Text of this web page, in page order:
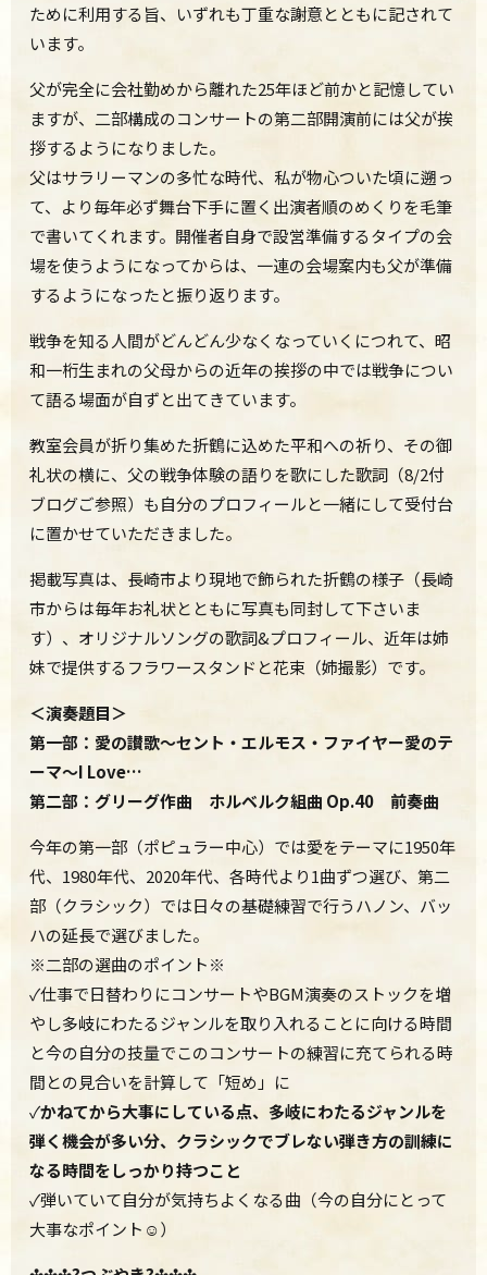
ために利用する旨、いずれも丁重な謝意とともに記されて
います。
父が完全に会社勤めから離れた25年ほど前かと記憶してい
ますが、二部構成のコンサートの第二部開演前には父が挨
拶するようになりました。
父はサラリーマンの多忙な時代、私が物心ついた頃に遡っ
て、より毎年必ず舞台下手に置く出演者順のめくりを毛筆
で書いてくれます。開催者自身で設営準備するタイプの会
場を使うようになってからは、一連の会場案内も父が準備
するようになったと振り返ります。
戦争を知る人間がどんどん少なくなっていくにつれて、昭
和一桁生まれの父母からの近年の挨拶の中では戦争につい
て語る場面が自ずと出てきています。
教室会員が折り集めた折鶴に込めた平和への祈り、その御
礼状の横に、父の戦争体験の語りを歌にした歌詞（8/2付
ブログご参照）も自分のプロフィールと一緒にして受付台
に置かせていただきました。
掲載写真は、長崎市より現地で飾られた折鶴の様子（長崎
市からは毎年お礼状とともに写真も同封して下さいま
す）、オリジナルソングの歌詞&プロフィール、近年は姉
妹で提供するフラワースタンドと花束（姉撮影）です。
＜演奏題目＞
第一部：愛の讃歌～セント・エルモス・ファイヤー愛のテ
ーマ～I Love…
第二部：グリーグ作曲 ホルベルク組曲 Op.40 前奏曲
今年の第一部（ポピュラー中心）では愛をテーマに1950年
代、1980年代、2020年代、各時代より1曲ずつ選び、第二
部（クラシック）では日々の基礎練習で行うハノン、バッ
ハの延長で選びました。
※二部の選曲のポイント※
✓仕事で日替わりにコンサートやBGM演奏のストックを増
やし多岐にわたるジャンルを取り入れることに向ける時間
と今の自分の技量でこのコンサートの練習に充てられる時
間との見合いを計算して「短め」に
✓かねてから大事にしている点、多岐にわたるジャンルを
弾く機会が多い分、クラシックでブレない弾き方の訓練に
なる時間をしっかり持つこと
✓弾いていて自分が気持ちよくなる曲（今の自分にとって
大事なポイント☺）